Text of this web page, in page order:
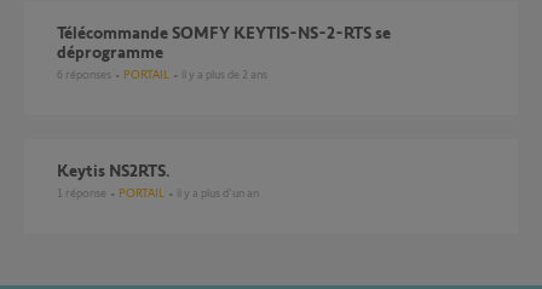
télécommande SOMFY KEYTIS-NS-2-RTS se
déprogramme
6 réponses PORTAIL il y a plus de 2 ans
Keytis NS2RTS.
1 réponse PORTAIL il y a plus d'un an